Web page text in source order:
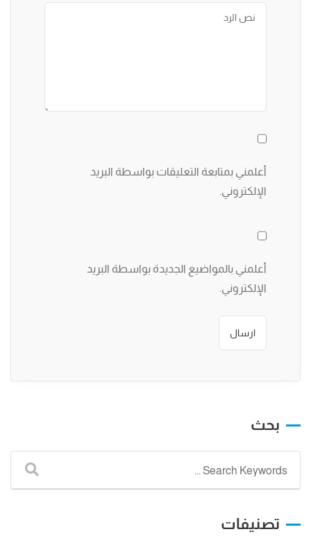
أعلمني بمتابعة التعليقات بواسطة البريد
الإلكتروني.
أعلمني بالمواضيع الجديدة بواسطة البريد
الإلكتروني.
بحث
تصنيفات